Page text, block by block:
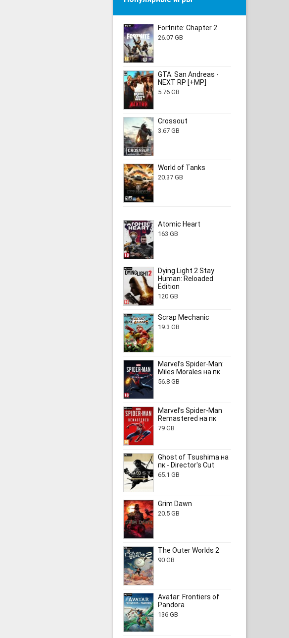
Fortnite: Chapter 2
26.07 GB
GTA: San Andreas -
NEXT RP [+MP]
5.76 GB
Crossout
3.67 GB
World of Tanks
20.37 GB
Atomic Heart
163 GB
Dying Light 2 Stay
Human: Reloaded
Edition
120 GB
Scrap Mechanic
19.3 GB
Marvel’s Spider-Man:
Miles Morales на пк
56.8 GB
Marvel’s Spider-Man
Remastered на пк
79 GB
Ghost of Tsushima на
пк - Director's Cut
65.1 GB
Grim Dawn
20.5 GB
The Outer Worlds 2
90 GB
Avatar: Frontiers of
Pandora
136 GB